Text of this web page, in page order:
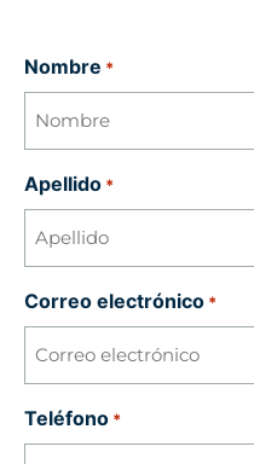
Nombre *
Apellido *
Correo electrónico *
Teléfono *